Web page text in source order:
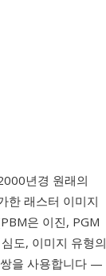
년경 원래의
한 래스터 이미지
은 이진, PGM
도, 이미지 유형의
을 사용합니다 —